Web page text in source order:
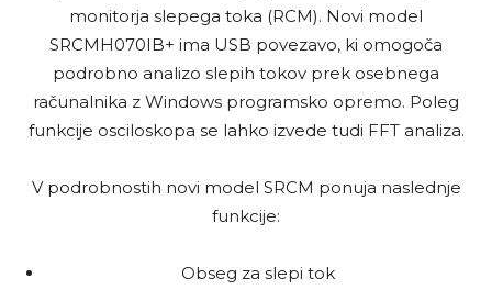
monitorja slepega toka (RCM). Novi model
SRCMH070IB+ ima USB povezavo, ki omogoča
podrobno analizo slepih tokov prek osebnega
računalnika z Windows programsko opremo. Poleg
funkcije osciloskopa se lahko izvede tudi FFT analiza.
V podrobnostih novi model SRCM ponuja naslednje
funkcije:
Obseg za slepi tok